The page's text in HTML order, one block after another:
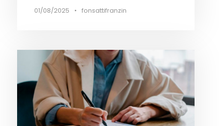
01/08/2025 • fonsattifranzin